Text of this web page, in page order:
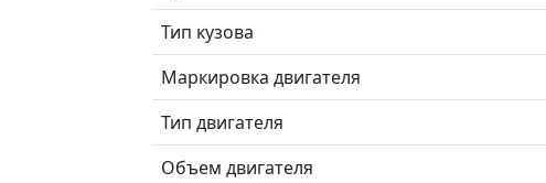
Тип кузова
Маркировка двигателя
Тип двигателя
Объем двигателя